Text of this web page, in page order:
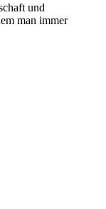
und
man immer